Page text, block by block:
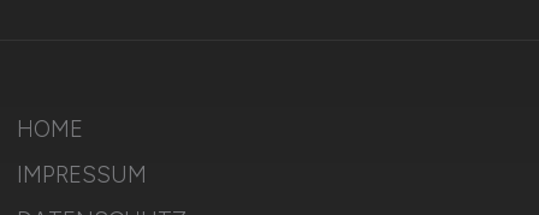
HOME
IMPRESSUM